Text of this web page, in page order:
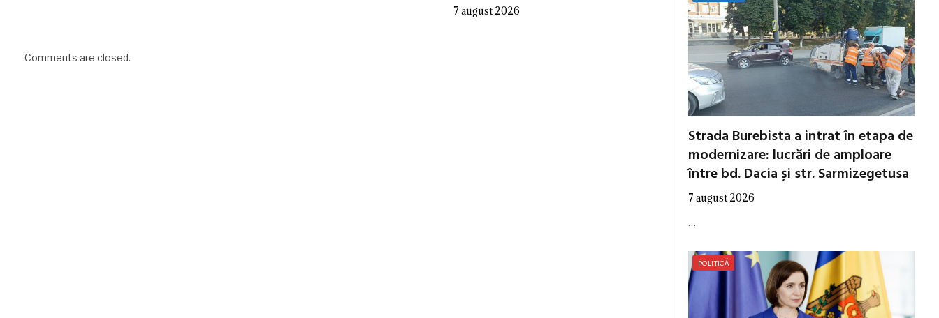
7 august 2026
Comments are closed.
Strada Burebista a intrat în etapa de
modernizare: lucrări de amploare
între bd. Dacia și str. Sarmizegetusa
7 august 2026
…
POLITICĂ